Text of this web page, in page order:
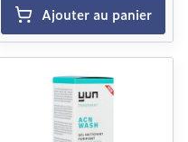
Ajouter au panier